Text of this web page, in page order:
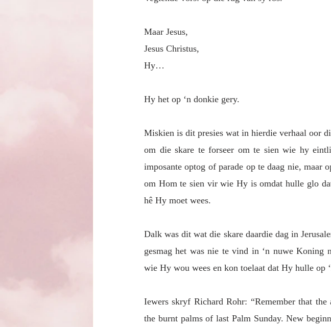
Maar Jesus,
Jesus Christus,
Hy…
Hy het op ‘n donkie gery.
Miskien is dit presies wat in hierdie verhaal oor
om die skare te forseer om te sien wie hy
imposante optog of parade op te daag nie, maar
om Hom te sien vir wie Hy is omdat hulle glo
hê Hy moet wees.
Dalk was dit wat die skare daardie dag in
gesmag het was nie te vind in ‘n nuwe Koning
wie Hy wou wees en kon toelaat dat Hy hulle op
Iewers skryf Richard Rohr: “Remember that
the burnt palms of last Palm Sunday. New